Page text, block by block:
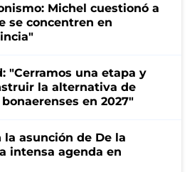
Michel cuestionó a
se concentren en
"Cerramos una etapa y
la alternativa de
en 2027"
asunción de De la
intensa agenda en